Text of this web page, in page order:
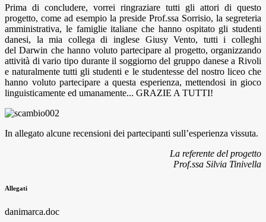
Prima di concludere, vorrei ringraziare tutti gli attori di questo
progetto, come ad esempio la preside Prof.ssa Sorrisio, la segreteria
amministrativa, le famiglie italiane che hanno ospitato gli studenti
danesi, la mia collega di inglese Giusy Vento, tutti i colleghi
del Darwin che hanno voluto partecipare al progetto, organizzando
attività di vario tipo durante il soggiorno del gruppo danese a Rivoli
e naturalmente tutti gli studenti e le studentesse del nostro liceo che
hanno voluto partecipare a questa esperienza, mettendosi in gioco
linguisticamente ed umanamente... GRAZIE A TUTTI!
In allegato alcune recensioni dei partecipanti sull’esperienza vissuta.
La referente del progetto
Prof.ssa Silvia Tinivella
Allegati
danimarca.doc